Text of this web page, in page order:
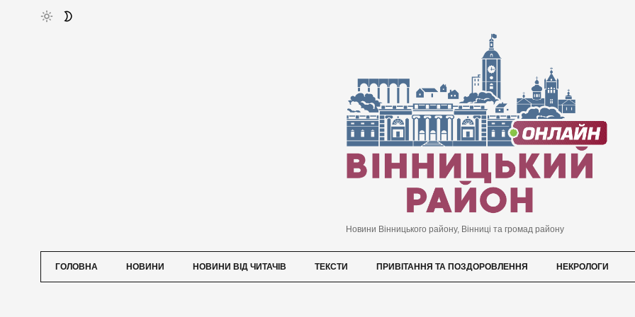
Новини Вінницького району, Вінниці та громад району
ГОЛОВНА НОВИНИ НОВИНИ ВІД ЧИТАЧІВ ТЕКСТИ ПРИВІТАННЯ ТА ПОЗДОРОВЛЕННЯ НЕКРОЛОГИ